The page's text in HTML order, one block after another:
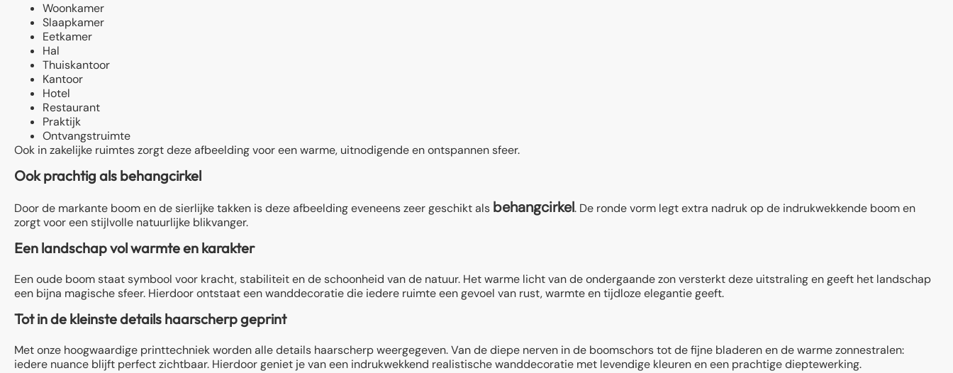
Woonkamer
Slaapkamer
Eetkamer
Hal
Thuiskantoor
Kantoor
Hotel
Restaurant
Praktijk
Ontvangstruimte
Ook in zakelijke ruimtes zorgt deze afbeelding voor een warme, uitnodigende en ontspannen sfeer.
Ook prachtig als behangcirkel
Door de markante boom en de sierlijke takken is deze afbeelding eveneens zeer geschikt als behangcirkel. De ronde vorm legt extra nadruk op de indrukwekkende boom en
zorgt voor een stijlvolle natuurlijke blikvanger.
Een landschap vol warmte en karakter
Een oude boom staat symbool voor kracht, stabiliteit en de schoonheid van de natuur. Het warme licht van de ondergaande zon versterkt deze uitstraling en geeft het landschap
een bijna magische sfeer. Hierdoor ontstaat een wanddecoratie die iedere ruimte een gevoel van rust, warmte en tijdloze elegantie geeft.
Tot in de kleinste details haarscherp geprint
Met onze hoogwaardige printtechniek worden alle details haarscherp weergegeven. Van de diepe nerven in de boomschors tot de fijne bladeren en de warme zonnestralen:
iedere nuance blijft perfect zichtbaar. Hierdoor geniet je van een indrukwekkend realistische wanddecoratie met levendige kleuren en een prachtige dieptewerking.